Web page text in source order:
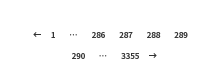
1 … 286 287 288
289
290
… 3355